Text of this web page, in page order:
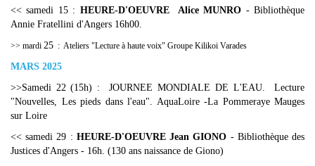
<< samedi 15 : HEURE-D'OEUVRE Alice MUNRO - Bibliothèque
Annie Fratellini d'Angers 16h00.
>> mardi 25 : Ateliers "Lecture à haute voix" Groupe Kilikoi Varades
MARS 2025
>>Samedi 22 (15h) : JOURNEE MONDIALE DE L'EAU. Lecture
"Nouvelles, Les pieds dans l'eau". AquaLoire -La Pommeraye Mauges
sur Loire
<< samedi 29 : HEURE-D'OEUVRE Jean GIONO - Bibliothèque des
Justices d'Angers - 16h. (130 ans naissance de Giono)